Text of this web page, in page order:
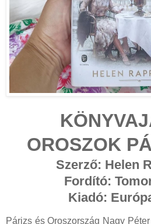
OROSZOK
Szerző: Helen
Fordító:
Kiadó:
Párizs és Oroszország Nagy